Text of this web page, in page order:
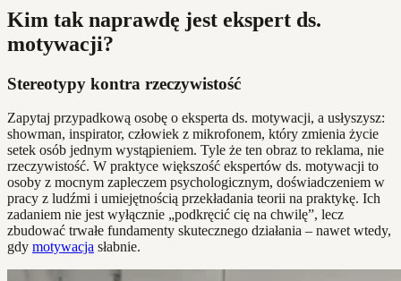
Kim tak naprawdę jest ekspert ds.
motywacji?
Stereotypy kontra rzeczywistość
Zapytaj przypadkową osobę o eksperta ds. motywacji, a usłyszysz:
showman, inspirator, człowiek z mikrofonem, który zmienia życie
setek osób jednym wystąpieniem. Tyle że ten obraz to reklama, nie
rzeczywistość. W praktyce większość ekspertów ds. motywacji to
osoby z mocnym zapleczem psychologicznym, doświadczeniem w
pracy z ludźmi i umiejętnością przekładania teorii na praktykę. Ich
zadaniem nie jest wyłącznie „podkręcić cię na chwilę”, lecz
zbudować trwałe fundamenty skutecznego działania – nawet wtedy,
gdy motywacja słabnie.